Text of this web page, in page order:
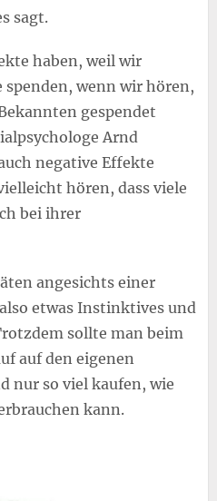
sagt.
haben, weil wir
spenden, wenn wir hören,
gespendet
Arnd
negative Effekte
hören, dass viele
bei ihrer
angesichts einer
etwas Instinktives und
sollte man beim
auf den eigenen
nur so viel kaufen, wie
kann.